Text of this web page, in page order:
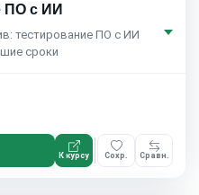
ПО с ИИ
тестирование ПО с ИИ
сроки
К курсу Сохр. Сравн.